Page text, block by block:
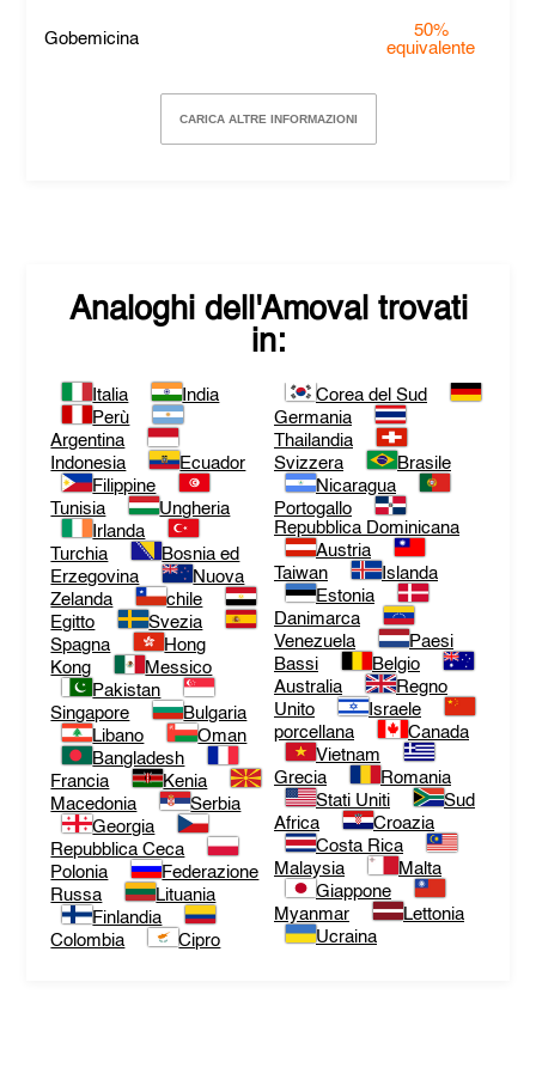
Gobemicina
50%
equivalente
CARICA ALTRE INFORMAZIONI
Analoghi dell'Amoval trovati
in:
Italia
India
Perù
Argentina
Indonesia
Ecuador
Filippine
Tunisia
Ungheria
Irlanda
Turchia
Bosnia ed
Erzegovina
Nuova
Zelanda
chile
Egitto
Svezia
Spagna
Hong
Kong
Messico
Pakistan
Singapore
Bulgaria
Libano
Oman
Bangladesh
Francia
Kenia
Macedonia
Serbia
Georgia
Repubblica Ceca
Polonia
Federazione
Russa
Lituania
Finlandia
Colombia
Cipro
Corea del Sud
Germania
Thailandia
Svizzera
Brasile
Nicaragua
Portogallo
Repubblica Dominicana
Austria
Taiwan
Islanda
Estonia
Danimarca
Venezuela
Paesi
Bassi
Belgio
Australia
Regno
Unito
Israele
porcellana
Canada
Vietnam
Grecia
Romania
Stati Uniti
Sud
Africa
Croazia
Costa Rica
Malaysia
Malta
Giappone
Myanmar
Lettonia
Ucraina